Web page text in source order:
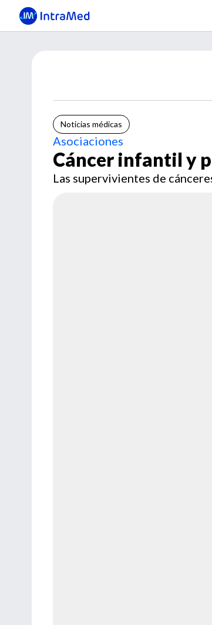
Noticias médicas
Asociaciones
Cáncer infantil y
Las supervivientes de